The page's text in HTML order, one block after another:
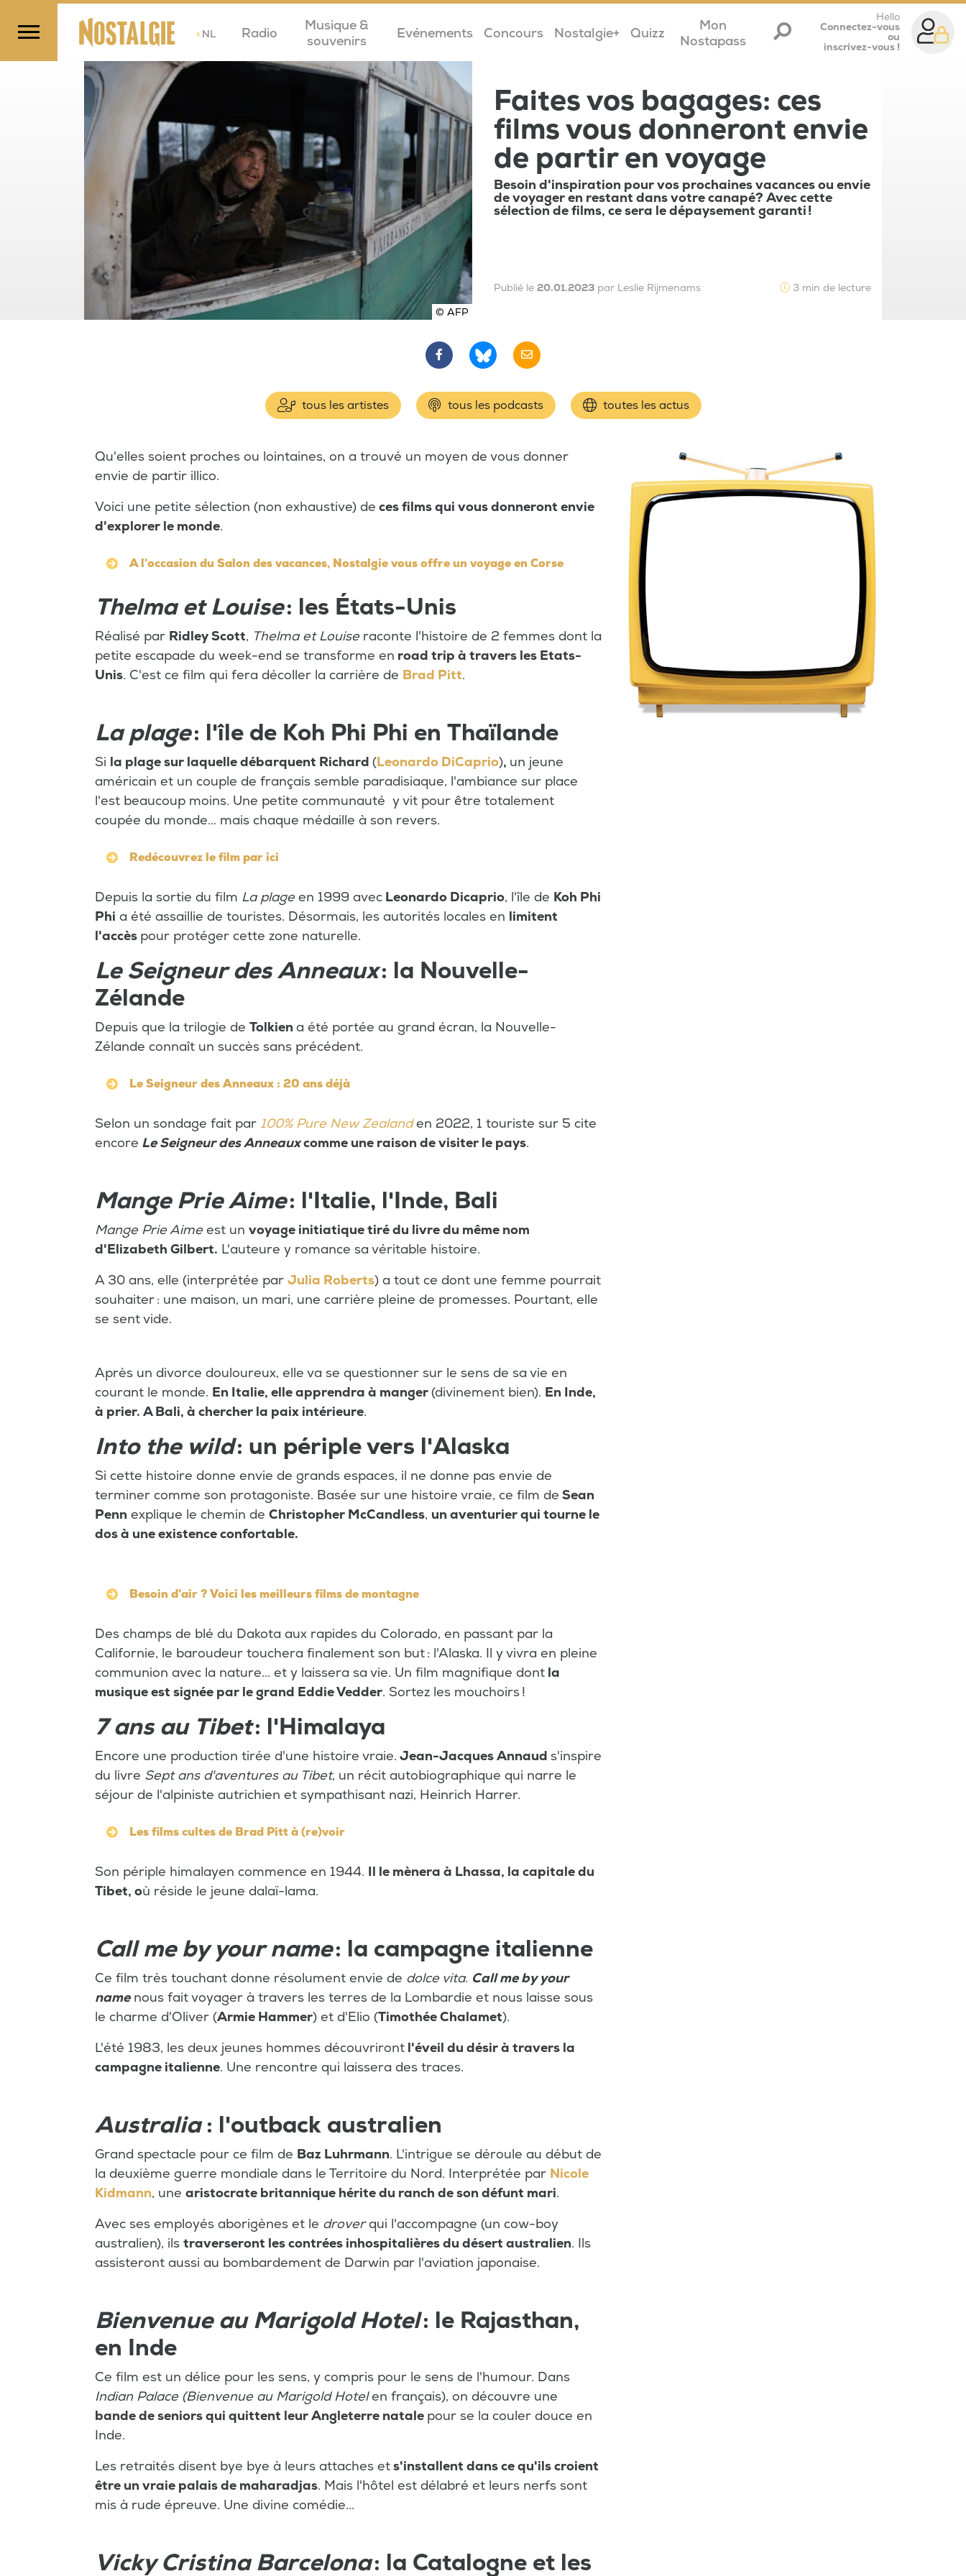
>NL Radio
Musique &
souvenirs
Evénements Concours Nostalgie+ Quizz
Mon
Nostapass
Hello
Connectez-vous
ou
inscrivez-vous !
© AFP
Faites vos bagages: ces
films vous donneront envie
de partir en voyage
Besoin d'inspiration pour vos prochaines vacances ou envie
de voyager en restant dans votre canapé? Avec cette
sélection de films, ce sera le dépaysement garanti !
Publié le 20.01.2023 par Leslie Rijmenams 3 min de lecture
tous les artistes tous les podcasts toutes les actus
Qu'elles soient proches ou lointaines, on a trouvé un moyen de vous donner
envie de partir illico.
Voici une petite sélection (non exhaustive) de ces films qui vous donneront envie
d'explorer le monde.
A l'occasion du Salon des vacances, Nostalgie vous offre un voyage en Corse
Thelma et Louise: les États-Unis
Réalisé par Ridley Scott, Thelma et Louise raconte l'histoire de 2 femmes dont la
petite escapade du week-end se transforme en road trip à travers les Etats-
Unis. C'est ce film qui fera décoller la carrière de Brad Pitt.
La plage: l'île de Koh Phi Phi en Thaïlande
Si la plage sur laquelle débarquent Richard (Leonardo DiCaprio), un jeune
américain et un couple de français semble paradisiaque, l'ambiance sur place
l'est beaucoup moins. Une petite communauté y vit pour être totalement
coupée du monde... mais chaque médaille à son revers.
Redécouvrez le film par ici
Depuis la sortie du film La plageen 1999 avec Leonardo Dicaprio, l'île de Koh Phi
Phi a été assaillie de touristes. Désormais, les autorités locales en limitent
l'accès pour protéger cette zone naturelle.
Le Seigneur des Anneaux: la Nouvelle-
Zélande
Depuis que la trilogie de Tolkien a été portée au grand écran, la Nouvelle-
Zélande connaît un succès sans précédent.
Le Seigneur des Anneaux : 20 ans déjà
Selon un sondage fait par 100% Pure New Zealanden 2022, 1 touriste sur 5 cite
encore Le Seigneur des Anneauxcomme une raison de visiter le pays.
Mange Prie Aime: l'Italie, l'Inde, Bali
Mange Prie Aimeest un voyage initiatique tiré du livre du même nom
d'Elizabeth Gilbert. L'auteure y romance sa véritable histoire.
A 30 ans, elle (interprétée par Julia Roberts) a tout ce dont une femme pourrait
souhaiter : une maison, un mari, une carrière pleine de promesses. Pourtant, elle
se sent vide.
Après un divorce douloureux, elle va se questionner sur le sens de sa vie en
courant le monde. En Italie, elle apprendra à manger(divinement bien). En Inde,
à prier. A Bali, à chercher la paix intérieure.
Into the wild: un périple vers l'Alaska
Si cette histoire donne envie de grands espaces, il ne donne pas envie de
terminer comme son protagoniste. Basée sur une histoire vraie, ce film de Sean
Penn explique le chemin de Christopher McCandless, un aventurier qui tourne le
dos à une existence confortable.
Besoin d'air ? Voici les meilleurs films de montagne
Des champs de blé du Dakota aux rapides du Colorado, en passant par la
Californie, le baroudeur touchera finalement son but : l'Alaska. Il y vivra en pleine
communion avec la nature... et y laissera sa vie. Un film magnifique dont la
musique est signée par le grand Eddie Vedder. Sortez les mouchoirs !
7 ans au Tibet: l'Himalaya
Encore une production tirée d'une histoire vraie. Jean-Jacques Annaud s'inspire
du livre Sept ans d'aventures au Tibet, un récit autobiographique qui narre le
séjour de l'alpiniste autrichien et sympathisant nazi, Heinrich Harrer.
Les films cultes de Brad Pitt à (re)voir
Son périple himalayen commence en 1944. Il le mènera à Lhassa, la capitale du
Tibet, où réside le jeune dalaï-lama.
Call me by your name: la campagne italienne
Ce film très touchant donne résolument envie de dolce vita. Call me by your
namenous fait voyager à travers les terres de la Lombardie et nous laisse sous
le charme d'Oliver (Armie Hammer) et d'Elio (Timothée Chalamet).
L'été 1983, les deux jeunes hommes découvriront l'éveil du désir à travers la
campagne italienne. Une rencontre qui laissera des traces.
Australia: l'outback australien
Grand spectacle pour ce film de Baz Luhrmann. L'intrigue se déroule au début de
la deuxième guerre mondiale dans le Territoire du Nord. Interprétée par Nicole
Kidmann, une aristocrate britannique hérite du ranch de son défunt mari.
Avec ses employés aborigènes et le droverqui l'accompagne (un cow-boy
australien), ils traverseront les contrées inhospitalières du désert australien. Ils
assisteront aussi au bombardement de Darwin par l'aviation japonaise.
Bienvenue au Marigold Hotel: le Rajasthan,
en Inde
Ce film est un délice pour les sens, y compris pour le sens de l'humour. Dans
Indian Palace (Bienvenue au Marigold Hotelen français), on découvre une
bande de seniors qui quittent leur Angleterre natale pour se la couler douce en
Inde.
Les retraités disent bye bye à leurs attaches ets'installent dans ce qu'ils croient
être un vraie palais de maharadjas. Mais l'hôtel est délabré et leurs nerfs sont
mis à rude épreuve. Une divine comédie...
Vicky Cristina Barcelona: la Catalogne et les